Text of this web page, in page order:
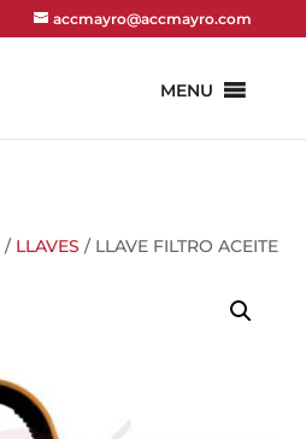
accmayro@accmayro.com
MENU
/ LLAVES / LLAVE FILTRO ACEITE